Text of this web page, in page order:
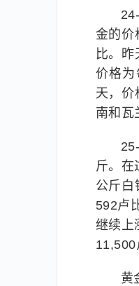
金的价
比。
价格
天，价
南和瓦
斤。在
公斤白
592卢
继续上
11,500
黄